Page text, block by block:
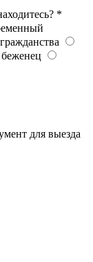
*
для выезда